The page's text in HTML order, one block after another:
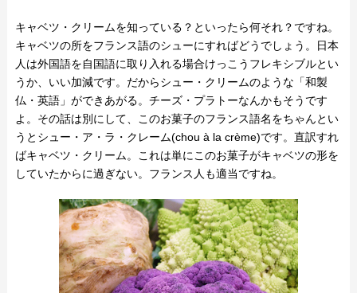
キャベツ・クリームを知っている？といったら何それ？ですね。
キャベツの所をフランス語のシューにすればどうでしょう。日本
人は外国語を自国語に取り入れる場合けっこうフレキシブルとい
うか、いい加減です。だからシュー・クリームのような「和製
仏・英語」ができあがる。チーズ・プラトーなんかもそうです
よ。その話は別にして、このお菓子のフランス語名をちゃんとい
うとシュー・ア・ラ・クレーム(chou à la crème)です。直訳すれ
ばキャベツ・クリーム。これは単にこのお菓子がキャベツの形を
していたからに過ぎない。フランス人も適当ですね。